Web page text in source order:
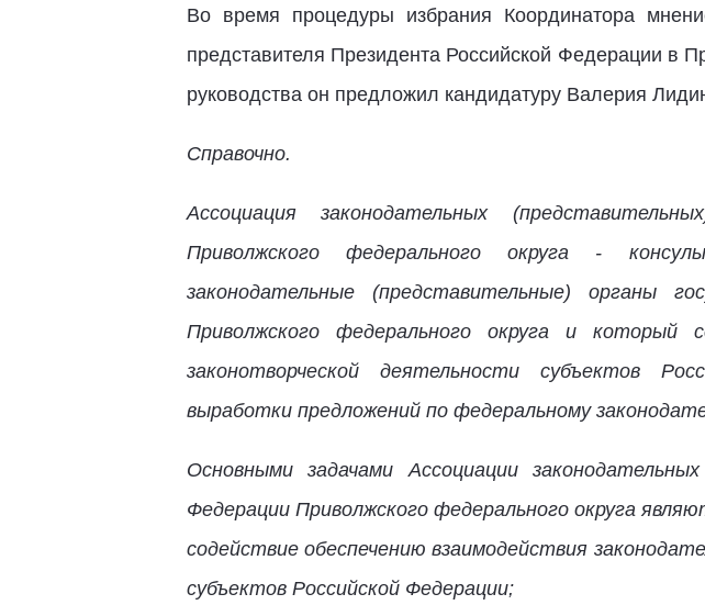
Во время процедуры избрания Координатора
представителя Президента Российской Федерации в
руководства он предложил кандидатуру Валерия
Справочно.
Ассоциация законодательных
Приволжского федерального округа -
законодательные (представительные) органы
Приволжского федерального округа и который
законотворческой деятельности субъектов
выработки предложений по федеральному
Основными задачами Ассоциации
Федерации Приволжского федерального округа
содействие обеспечению взаимодействия
субъектов Российской Федерации;